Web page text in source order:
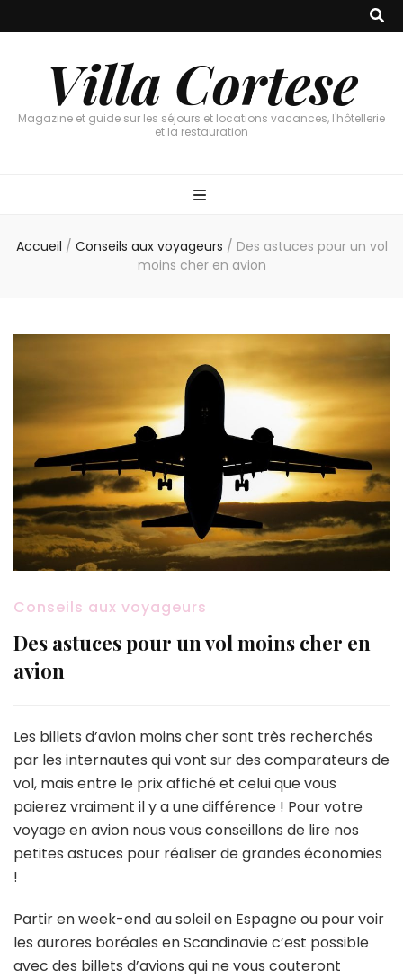
Villa Cortese
Magazine et guide sur les séjours et locations vacances, l'hôtellerie
et la restauration
Accueil / Conseils aux voyageurs / Des astuces pour un vol
moins cher en avion
Conseils aux voyageurs
Des astuces pour un vol moins cher en
avion
Les billets d’avion moins cher sont très recherchés
par les internautes qui vont sur des comparateurs de
vol, mais entre le prix affiché et celui que vous
paierez vraiment il y a une différence ! Pour votre
voyage en avion nous vous conseillons de lire nos
petites astuces pour réaliser de grandes économies
!
Partir en week-end au soleil en Espagne ou pour voir
les aurores boréales en Scandinavie c’est possible
avec des billets d’avions qui ne vous couteront